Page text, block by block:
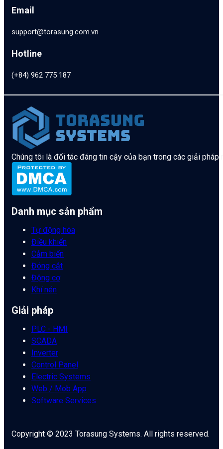
Email
support@torasung.com.vn
Hotline
(+84) 962 775 187
Chúng tôi là đối tác đáng tin cậy của bạn trong các giải pháp
Danh mục sản phẩm
Tự động hóa
Điều khiển
Cảm biến
Đóng cắt
Động cơ
Khí nén
Giải pháp
PLC - HMI
SCADA
Inverter
Control Panel
Electric Systems
Web / Mob App
Software Services
Copyright © 2023 Torasung Systems. All rights reserved.